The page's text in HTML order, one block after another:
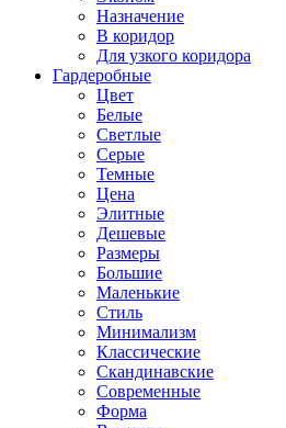
Назначение
В коридор
Для узкого коридора
Гардеробные
Цвет
Белые
Светлые
Серые
Темные
Цена
Элитные
Дешевые
Размеры
Большие
Маленькие
Стиль
Минимализм
Классические
Скандинавские
Современные
Форма